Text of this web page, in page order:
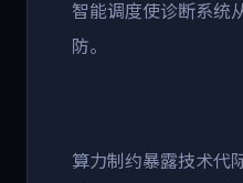
智能调度使诊断系统
防。
算力制约暴露技术代